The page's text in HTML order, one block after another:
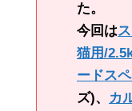
た。
今回は
猫用/
ードス
ズ)、
カ